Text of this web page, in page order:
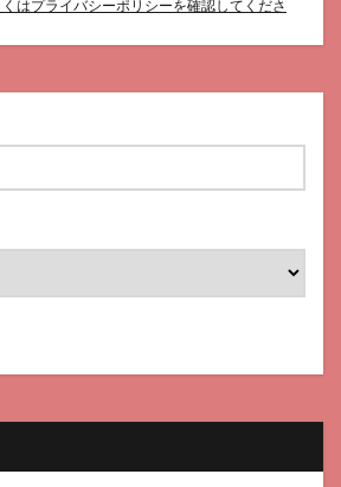
はプライバシーポリシーを確認してくださ